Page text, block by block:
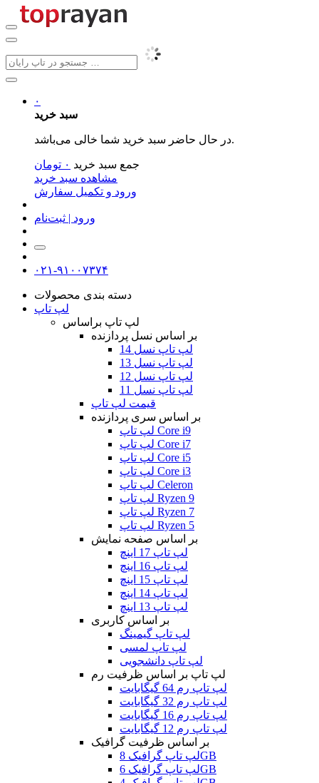
۰
سبد خرید
در حال حاضر سبد خرید شما خالی می‌باشد.
جمع سبد خرید ۰ تومان
مشاهده سبد خرید
ورود و تکمیل سفارش
ورود | ثبت‌نام
۰۲۱-۹۱۰۰۷۳۷۴
دسته بندی محصولات
لپ تاپ
لپ تاپ براساس
بر اساس نسل پردازنده
لپ تاپ نسل 14
لپ تاپ نسل 13
لپ تاپ نسل 12
لپ تاپ نسل 11
قیمت لپ تاپ
بر اساس سری پردازنده
لپ تاپ Core i9
لپ تاپ Core i7
لپ تاپ Core i5
لپ تاپ Core i3
لپ تاپ Celeron
لپ تاپ Ryzen 9
لپ تاپ Ryzen 7
لپ تاپ Ryzen 5
بر اساس صفحه نمایش
لپ تاپ 17 اینچ
لپ تاپ 16 اینچ
لپ تاپ 15 اینچ
لپ تاپ 14 اینچ
لپ تاپ 13 اینچ
بر اساس کاربری
لپ تاپ گیمینگ
لپ تاپ لمسی
لپ تاپ دانشجویی
لپ تاپ بر اساس ظرفیت رم
لپ تاپ رم 64 گیگابایت
لپ تاپ رم 32 گیگابایت
لپ تاپ رم 16 گیگابایت
لپ تاپ رم 12 گیگابایت
بر اساس ظرفیت گرافیک
لپ تاپ گرافیک 8GB
لپ تاپ گرافیک 6GB